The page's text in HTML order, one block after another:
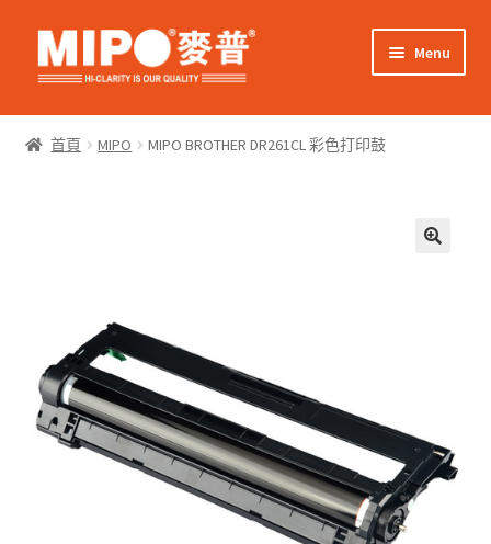
Skip
to
Skip
to
Menu
網上購物
Expand
child
我的帳戶
首頁 MIPO MIPO BROTHER DR261CL 彩色打印鼓